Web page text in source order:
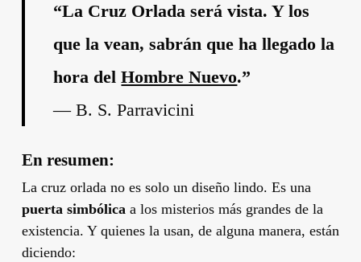
“La Cruz Orlada será vista. Y los
que la vean, sabrán que ha llegado la
hora delHombre Nuevo.”
— B. S. Parravicini
En resumen:
La cruz orlada no es solo un diseño lindo. Es una
puerta simbólicaa los misterios más grandes de la
existencia. Y quienes la usan, de alguna manera, están
diciendo: